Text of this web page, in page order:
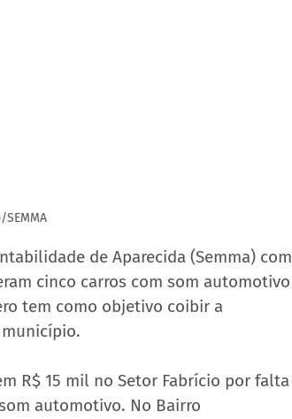
de Aparecida (Semma) com
cinco carros com som automotivo
tem como objetivo coibir a
R$ 15 mil no Setor Fabrício por falta
automotivo. No Bairro